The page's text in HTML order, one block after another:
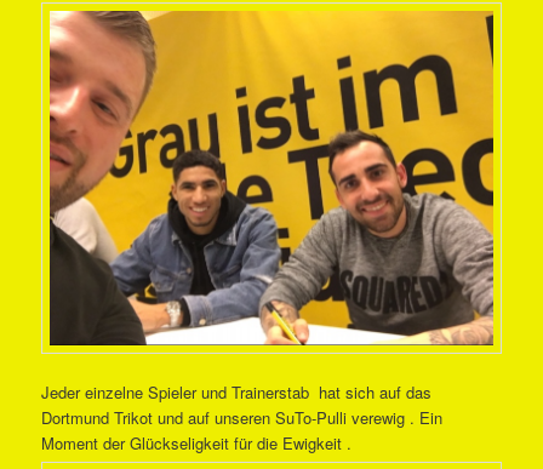
Jeder einzelne Spieler und Trainerstab hat sich auf das
Dortmund Trikot und auf unseren SuTo-Pulli verewig . Ein
Moment der Glückseligkeit für die Ewigkeit .